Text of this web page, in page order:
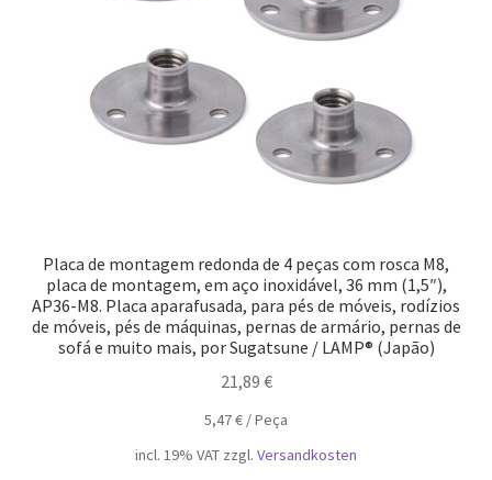
Placa de montagem redonda de 4 peças com rosca M8,
placa de montagem, em aço inoxidável, 36 mm (1,5″),
AP36-M8. Placa aparafusada, para pés de móveis, rodízios
de móveis, pés de máquinas, pernas de armário, pernas de
sofá e muito mais, por Sugatsune / LAMP® (Japão)
21,89 €
5,47€ /Peça
incl. 19% VAT zzgl. Versandkosten